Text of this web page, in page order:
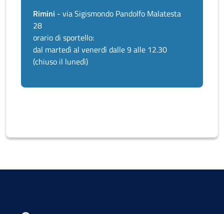
Rimini - via Sigismondo Pandolfo Malatesta
28
orario di sportello:
dal martedì al venerdì dalle 9 alle 12.30
(chiuso il lunedì)